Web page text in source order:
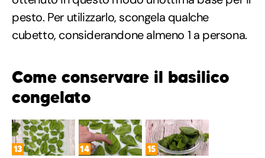
pesto. Per utilizzarlo, scongela qualche
cubetto, considerandone almeno 1 a persona.
Come conservare il basilico
congelato
13 14 15